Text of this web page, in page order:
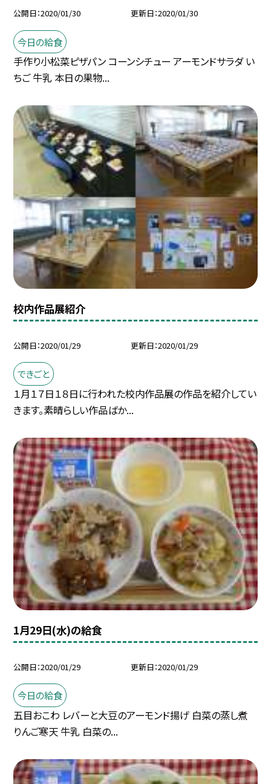
公開日 2020/01/30 更新日 2020/01/30
今日の給食
手作り小松菜ピザパン コーンシチュー アーモンドサラダ い
ちご 牛乳 本日の果物...
校内作品展紹介
公開日 2020/01/29 更新日 2020/01/29
できごと
１月１７日１８日に行われた校内作品展の作品を紹介してい
きます。素晴らしい作品ばか...
1月29日(水)の給食
公開日 2020/01/29 更新日 2020/01/29
今日の給食
五目おこわ レバーと大豆のアーモンド揚げ 白菜の蒸し煮
りんご寒天 牛乳 白菜の...